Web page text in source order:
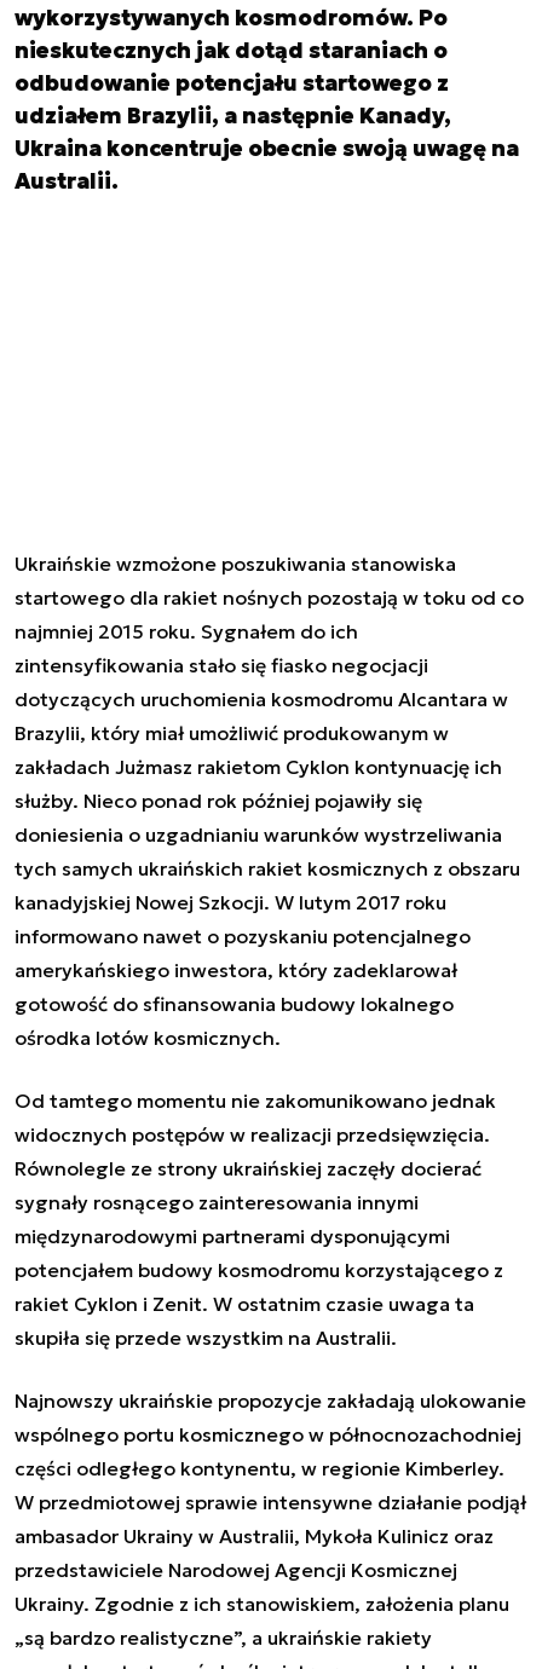
wykorzystywanych kosmodromów. Po
nieskutecznych jak dotąd staraniach o
odbudowanie potencjału startowego z
udziałem Brazylii, a następnie Kanady,
Ukraina koncentruje obecnie swoją uwagę na
Australii.
Ukraińskie wzmożone poszukiwania stanowiska
startowego dla rakiet nośnych pozostają w toku od co
najmniej 2015 roku. Sygnałem do ich
zintensyfikowania stało się fiasko negocjacji
dotyczących uruchomienia kosmodromu Alcantara w
Brazylii, który miał umożliwić produkowanym w
zakładach Jużmasz rakietom Cyklon kontynuację ich
służby. Nieco ponad rok później pojawiły się
doniesienia o uzgadnianiu warunków wystrzeliwania
tych samych ukraińskich rakiet kosmicznych z obszaru
kanadyjskiej Nowej Szkocji. W lutym 2017 roku
informowano nawet o pozyskaniu potencjalnego
amerykańskiego inwestora, który zadeklarował
gotowość do sfinansowania budowy lokalnego
ośrodka lotów kosmicznych.
Od tamtego momentu nie zakomunikowano jednak
widocznych postępów w realizacji przedsięwzięcia.
Równolegle ze strony ukraińskiej zaczęły docierać
sygnały rosnącego zainteresowania innymi
międzynarodowymi partnerami dysponującymi
potencjałem budowy kosmodromu korzystającego z
rakiet Cyklon i Zenit. W ostatnim czasie uwaga ta
skupiła się przede wszystkim na Australii.
Najnowszy ukraińskie propozycje zakładają ulokowanie
wspólnego portu kosmicznego w północnozachodniej
części odległego kontynentu, w regionie Kimberley.
W przedmiotowej sprawie intensywne działanie podjął
ambasador Ukrainy w Australii, Mykoła Kulinicz oraz
przedstawiciele Narodowej Agencji Kosmicznej
Ukrainy. Zgodnie z ich stanowiskiem, założenia planu
„są bardzo realistyczne”, a ukraińskie rakiety